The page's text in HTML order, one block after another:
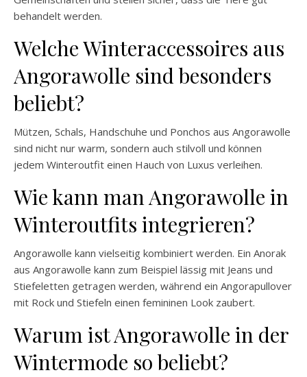
behandelt werden.
Welche Winteraccessoires aus
Angorawolle sind besonders
beliebt?
Mützen, Schals, Handschuhe und Ponchos aus Angorawolle
sind nicht nur warm, sondern auch stilvoll und können
jedem Winteroutfit einen Hauch von Luxus verleihen.
Wie kann man Angorawolle in
Winteroutfits integrieren?
Angorawolle kann vielseitig kombiniert werden. Ein Anorak
aus Angorawolle kann zum Beispiel lässig mit Jeans und
Stiefeletten getragen werden, während ein Angorapullover
mit Rock und Stiefeln einen femininen Look zaubert.
Warum ist Angorawolle in der
Wintermode so beliebt?